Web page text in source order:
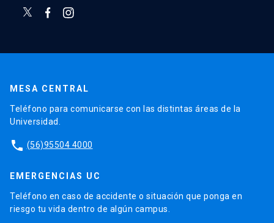
MESA CENTRAL
Teléfono para comunicarse con las distintas áreas de la
Universidad.
phone (56)95504 4000
EMERGENCIAS UC
Teléfono en caso de accidente o situación que ponga en
riesgo tu vida dentro de algún campus.